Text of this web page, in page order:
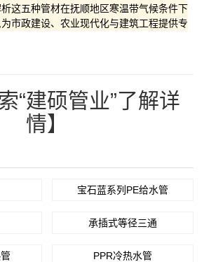
这五种管材在抚顺地区寒温带气候条件下
市政建设、农业现代化与建筑工程提供专
“建硕管业”了解详
情】
宝石蓝系列PE给水管
承插式等径三通
PPR冷热水管